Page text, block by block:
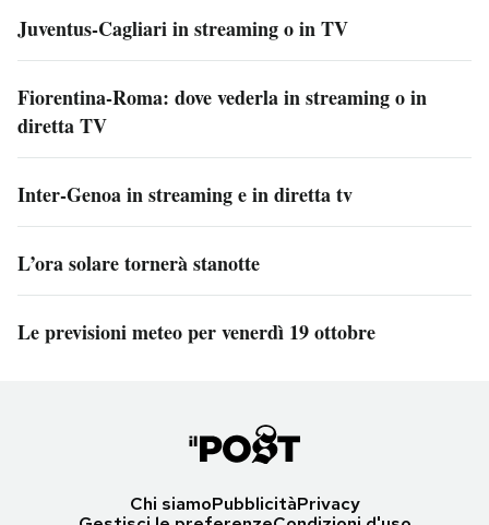
Juventus-Cagliari in streaming o in TV
Fiorentina-Roma: dove vederla in streaming o in
diretta TV
Inter-Genoa in streaming e in diretta tv
L’ora solare tornerà stanotte
Le previsioni meteo per venerdì 19 ottobre
Chi siamoPubblicitàPrivacy